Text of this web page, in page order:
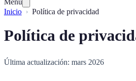
Inicio
Política de privacidad
Política de
Última actualización: mars 2026